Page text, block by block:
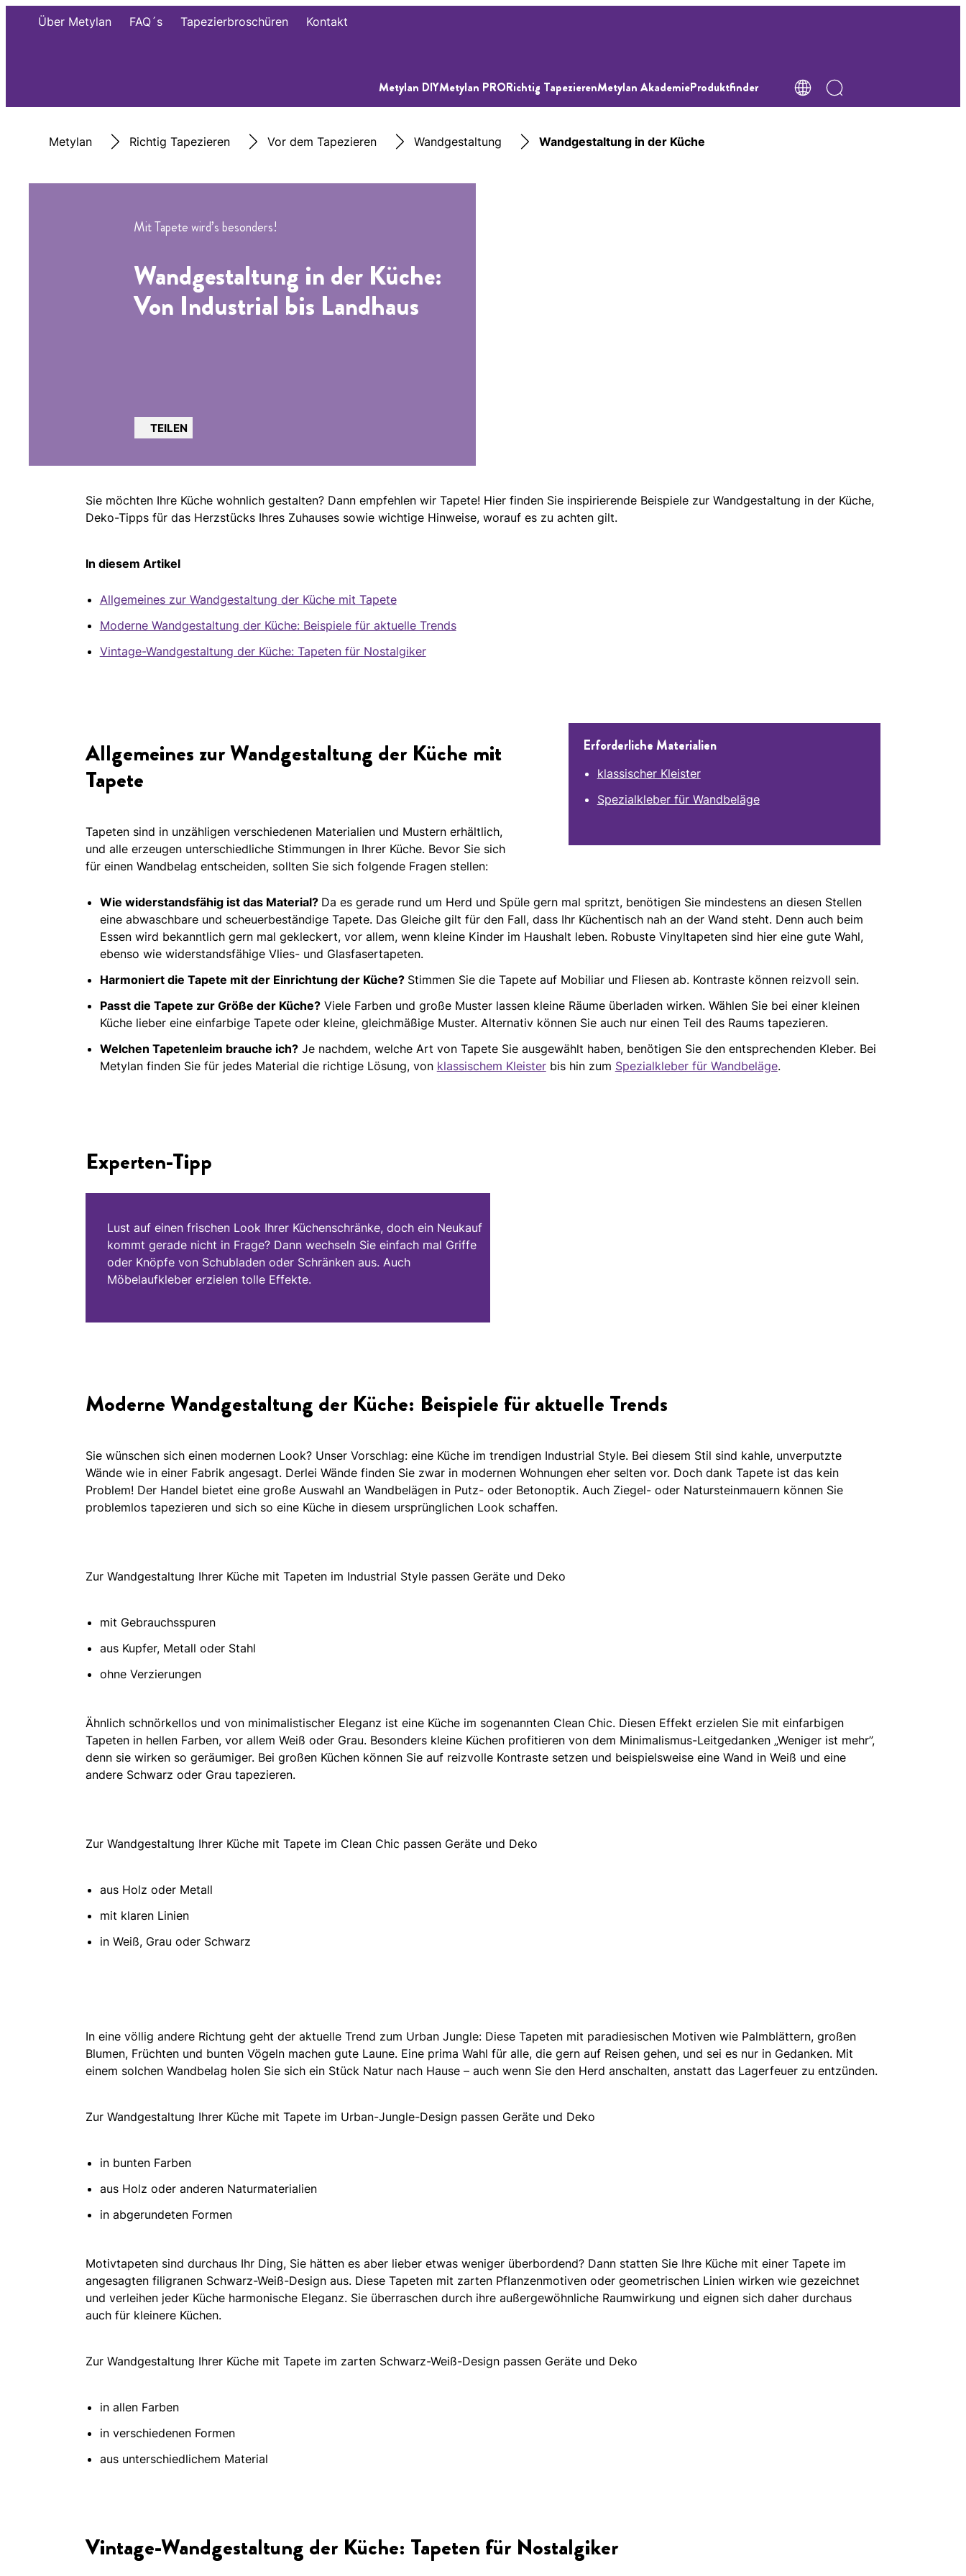
Über Metylan FAQ´s Tapezierbroschüren Kontakt
Metylan DIYMetylan PRORichtig TapezierenMetylan AkademieProduktfinder
Metylan Richtig Tapezieren Vor dem Tapezieren Wandgestaltung Wandgestaltung in der Küche
Mit Tapete wird’s besonders!
Wandgestaltung in der Küche:
Von Industrial bis Landhaus
TEILEN
Sie möchten Ihre Küche wohnlich gestalten? Dann empfehlen wir Tapete! Hier finden Sie inspirierende Beispiele zur Wandgestaltung in der Küche,
Deko-Tipps für das Herzstücks Ihres Zuhauses sowie wichtige Hinweise, worauf es zu achten gilt.
In diesem Artikel
Allgemeines zur Wandgestaltung der Küche mit Tapete
Moderne Wandgestaltung der Küche: Beispiele für aktuelle Trends
Vintage-Wandgestaltung der Küche: Tapeten für Nostalgiker
Allgemeines zur Wandgestaltung der Küche mit
Tapete
Tapeten sind in unzähligen verschiedenen Materialien und Mustern erhältlich,
und alle erzeugen unterschiedliche Stimmungen in Ihrer Küche. Bevor Sie sich
für einen Wandbelag entscheiden, sollten Sie sich folgende Fragen stellen:
Erforderliche Materialien
klassischer Kleister
Spezialkleber für Wandbeläge
Wie widerstandsfähig ist das Material? Da es gerade rund um Herd und Spüle gern mal spritzt, benötigen Sie mindestens an diesen Stellen
eine abwaschbare und scheuerbeständige Tapete. Das Gleiche gilt für den Fall, dass Ihr Küchentisch nah an der Wand steht. Denn auch beim
Essen wird bekanntlich gern mal gekleckert, vor allem, wenn kleine Kinder im Haushalt leben. Robuste Vinyltapeten sind hier eine gute Wahl,
ebenso wie widerstandsfähige Vlies- und Glasfasertapeten.
Harmoniert die Tapete mit der Einrichtung der Küche? Stimmen Sie die Tapete auf Mobiliar und Fliesen ab. Kontraste können reizvoll sein.
Passt die Tapete zur Größe der Küche?Viele Farben und große Muster lassen kleine Räume überladen wirken. Wählen Sie bei einer kleinen
Küche lieber eine einfarbige Tapete oder kleine, gleichmäßige Muster. Alternativ können Sie auch nur einen Teil des Raums tapezieren.
Welchen Tapetenleim brauche ich?Je nachdem, welche Art von Tapete Sie ausgewählt haben, benötigen Sie den entsprechenden Kleber. Bei
Metylan finden Sie für jedes Material die richtige Lösung, von klassischem Kleisterbis hin zum Spezialkleber für Wandbeläge.
Experten-Tipp
Lust auf einen frischen Look Ihrer Küchenschränke, doch ein Neukauf
kommt gerade nicht in Frage? Dann wechseln Sie einfach mal Griffe
oder Knöpfe von Schubladen oder Schränken aus. Auch
Möbelaufkleber erzielen tolle Effekte.
Moderne Wandgestaltung der Küche: Beispiele für aktuelle Trends
Sie wünschen sich einen modernen Look? Unser Vorschlag: eine Küche im trendigen Industrial Style. Bei diesem Stil sind kahle, unverputzte
Wände wie in einer Fabrik angesagt. Derlei Wände finden Sie zwar in modernen Wohnungen eher selten vor. Doch dank Tapete ist das kein
Problem! Der Handel bietet eine große Auswahl an Wandbelägen in Putz- oder Betonoptik. Auch Ziegel- oder Natursteinmauern können Sie
problemlos tapezieren und sich so eine Küche in diesem ursprünglichen Look schaffen.
Zur Wandgestaltung Ihrer Küche mit Tapeten im Industrial Style passen Geräte und Deko
mit Gebrauchsspuren
aus Kupfer, Metall oder Stahl
ohne Verzierungen
Ähnlich schnörkellos und von minimalistischer Eleganz ist eine Küche im sogenannten Clean Chic. Diesen Effekt erzielen Sie mit einfarbigen
Tapeten in hellen Farben, vor allem Weiß oder Grau. Besonders kleine Küchen profitieren von dem Minimalismus-Leitgedanken „Weniger ist mehr”,
denn sie wirken so geräumiger. Bei großen Küchen können Sie auf reizvolle Kontraste setzen und beispielsweise eine Wand in Weiß und eine
andere Schwarz oder Grau tapezieren.
Zur Wandgestaltung Ihrer Küche mit Tapete im Clean Chic passen Geräte und Deko
aus Holz oder Metall
mit klaren Linien
in Weiß, Grau oder Schwarz
In eine völlig andere Richtung geht der aktuelle Trend zum Urban Jungle: Diese Tapeten mit paradiesischen Motiven wie Palmblättern, großen
Blumen, Früchten und bunten Vögeln machen gute Laune. Eine prima Wahl für alle, die gern auf Reisen gehen, und sei es nur in Gedanken. Mit
einem solchen Wandbelag holen Sie sich ein Stück Natur nach Hause – auch wenn Sie den Herd anschalten, anstatt das Lagerfeuer zu entzünden.
Zur Wandgestaltung Ihrer Küche mit Tapete im Urban-Jungle-Design passen Geräte und Deko
in bunten Farben
aus Holz oder anderen Naturmaterialien
in abgerundeten Formen
Motivtapeten sind durchaus Ihr Ding, Sie hätten es aber lieber etwas weniger überbordend? Dann statten Sie Ihre Küche mit einer Tapete im
angesagten filigranen Schwarz-Weiß-Design aus. Diese Tapeten mit zarten Pflanzenmotiven oder geometrischen Linien wirken wie gezeichnet
und verleihen jeder Küche harmonische Eleganz. Sie überraschen durch ihre außergewöhnliche Raumwirkung und eignen sich daher durchaus
auch für kleinere Küchen.
Zur Wandgestaltung Ihrer Küche mit Tapete im zarten Schwarz-Weiß-Design passen Geräte und Deko
in allen Farben
in verschiedenen Formen
aus unterschiedlichem Material
Vintage-Wandgestaltung der Küche: Tapeten für Nostalgiker